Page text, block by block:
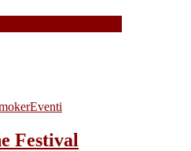
Eventi
Festival